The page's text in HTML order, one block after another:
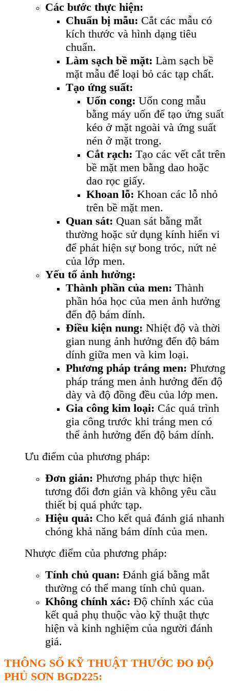
Các bước thực hiện:
Chuẩn bị mẫu: Cắt các mẫu có
kích thước và hình dạng tiêu
chuẩn.
Làm sạch bề mặt: Làm sạch bề
mặt mẫu để loại bỏ các tạp chất.
Tạo ứng suất:
Uốn cong: Uốn cong mẫu
bằng máy uốn để tạo ứng suất
kéo ở mặt ngoài và ứng suất
nén ở mặt trong.
Cắt rạch: Tạo các vết cắt trên
bề mặt men bằng dao hoặc
dao rọc giấy.
Khoan lỗ: Khoan các lỗ nhỏ
trên bề mặt men.
Quan sát: Quan sát bằng mắt
thường hoặc sử dụng kính hiển vi
để phát hiện sự bong tróc, nứt nẻ
của lớp men.
Yếu tố ảnh hưởng:
Thành phần của men: Thành
phần hóa học của men ảnh hưởng
đến độ bám dính.
Điều kiện nung: Nhiệt độ và thời
gian nung ảnh hưởng đến độ bám
dính giữa men và kim loại.
Phương pháp tráng men: Phương
pháp tráng men ảnh hưởng đến độ
dày và độ đồng đều của lớp men.
Gia công kim loại: Các quá trình
gia công trước khi tráng men có
thể ảnh hưởng đến độ bám dính.
Ưu điểm của phương pháp:
Đơn giản: Phương pháp thực hiện
tương đối đơn giản và không yêu cầu
thiết bị quá phức tạp.
Hiệu quả: Cho kết quả đánh giá nhanh
chóng khả năng bám dính của men.
Nhược điểm của phương pháp:
Tính chủ quan: Đánh giá bằng mắt
thường có thể mang tính chủ quan.
Không chính xác: Độ chính xác của
kết quả phụ thuộc vào kỹ thuật thực
hiện và kinh nghiệm của người đánh
giá.
THÔNG SỐ KỸ THUẬT THƯỚC ĐO ĐỘ
PHỦ SƠN BGD225: